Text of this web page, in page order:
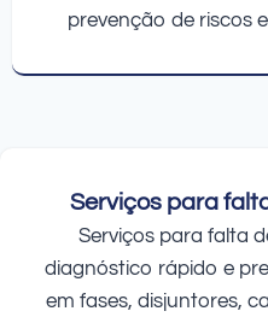
prevenção de riscos
Serviços para
Serviços para falta
diagnóstico rápido e
em fases, disjuntores,